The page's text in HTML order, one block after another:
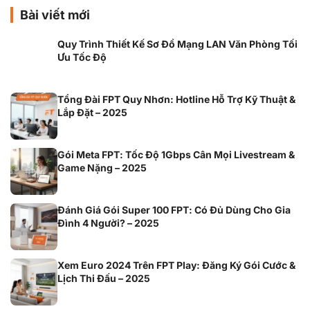
Bài viết mới
Quy Trình Thiết Kế Sơ Đồ Mạng LAN Văn Phòng Tối
Ưu Tốc Độ
Tổng Đài FPT Quy Nhơn: Hotline Hỗ Trợ Kỹ Thuật &
Lắp Đặt – 2025
Gói Meta FPT: Tốc Độ 1Gbps Cân Mọi Livestream &
Game Nặng – 2025
Đánh Giá Gói Super 100 FPT: Có Đủ Dùng Cho Gia
Đình 4 Người? – 2025
Xem Euro 2024 Trên FPT Play: Đăng Ký Gói Cước &
Lịch Thi Đấu – 2025